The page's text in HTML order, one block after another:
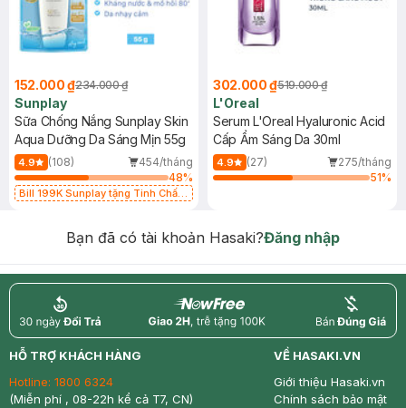
152.000 ₫234.000 ₫
Sunplay
Sữa Chống Nắng Sunplay Skin
Aqua Dưỡng Da Sáng Mịn 55g
4.9 (108)
454/tháng
48%
Bill 199K Sunplay tặng Tinh Chất
302.000 ₫519.000 ₫
L'Oreal
Serum L'Oreal Hyaluronic Acid
Cấp Ẩm Sáng Da 30ml
4.9 (27)
275/tháng
51%
Bạn đã có tài khoản Hasaki?Đăng nhập
return nowfree price
HỖ TRỢ KHÁCH HÀNG
Hotline: 1800 6324
(Miễn phí , 08-22h kể cả T7, CN)
VỀ HASAKI.VN
Giới thiệu Hasaki.vn
Chính sách bảo mật